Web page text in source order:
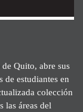
Quito, abre sus
de estudiantes en
colección
las áreas del